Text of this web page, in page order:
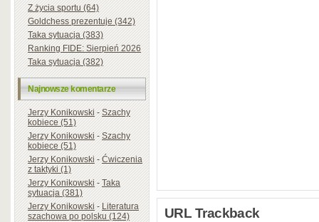
Z życia sportu (64)
Goldchess prezentuje (342)
Taka sytuacja (383)
Ranking FIDE: Sierpień 2026
Taka sytuacja (382)
Najnowsze komentarze
Jerzy Konikowski-Szachy
kobiece (51)
Jerzy Konikowski-Szachy
kobiece (51)
Jerzy Konikowski-Ćwiczenia
z taktyki (1)
Jerzy Konikowski-Taka
sytuacja (381)
Jerzy Konikowski-Literatura
szachowa po polsku (124)
URL Trackback